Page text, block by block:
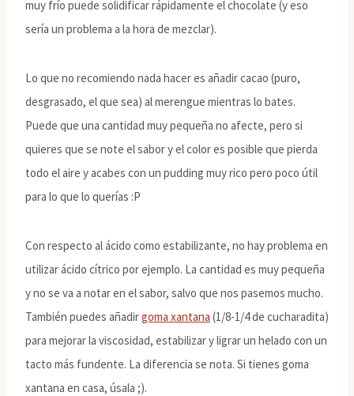
muy frío puede solidificar rápidamente el chocolate (y eso
sería un problema a la hora de mezclar).
Lo que no recomiendo nada hacer es añadir cacao (puro,
desgrasado, el que sea) al merengue mientras lo bates.
Puede que una cantidad muy pequeña no afecte, pero si
quieres que se note el sabor y el color es posible que pierda
todo el aire y acabes con un pudding muy rico pero poco útil
para lo que lo querías :P
Con respecto al ácido como estabilizante, no hay problema en
utilizar ácido cítrico por ejemplo. La cantidad es muy pequeña
y no se va a notar en el sabor, salvo que nos pasemos mucho.
También puedes añadirgoma xantana (1/8-1/4 de cucharadita)
para mejorar la viscosidad, estabilizar y ligrar un helado con un
tacto más fundente. La diferencia se nota. Si tienes goma
xantana en casa, úsala ;).